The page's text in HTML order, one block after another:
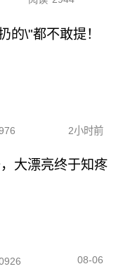
的\"都不敢提！
2小时前
大漂亮终于知疼
08-06